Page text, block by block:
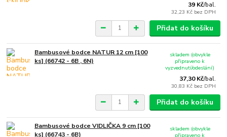
39 Kč/bal.
32,23 Kč bez DPH
Přidat do košíku
Bambusové bodce NATUR 12 cm [100
ks] (66742 - 6B , 6N)
37,30 Kč/bal.
30,83 Kč bez DPH
skladem (obvykle
připraveno k
vyzvednutí/odeslání)
Přidat do košíku
Bambusové bodce VIDLIČKA 9 cm [100
ks] (66743 - 6B)
skladem (obvykle
připraveno k